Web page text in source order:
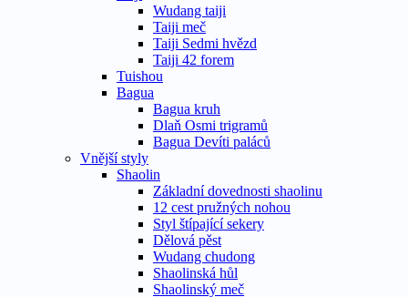
Wudang taiji
Taiji meč
Taiji Sedmi hvězd
Taiji 42 forem
Tuishou
Bagua
Bagua kruh
Dlaň Osmi trigramů
Bagua Devíti paláců
Vnější styly
Shaolin
Základní dovednosti shaolinu
12 cest pružných nohou
Styl štípající sekery
Dělová pěst
Wudang chudong
Shaolinská hůl
Shaolinský meč